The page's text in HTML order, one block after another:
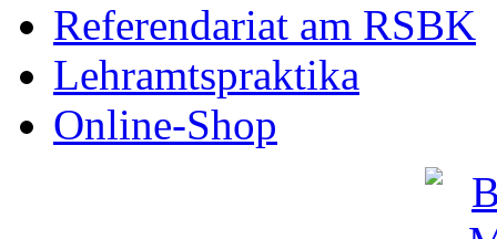
Referendariat am RSBK
Lehramtspraktika
Online-Shop